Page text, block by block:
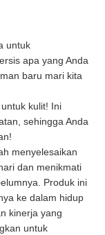
untuk
apa yang Anda
baru mari kita
kulit! Ini
sehingga Anda
menyelesaikan
dan menikmati
Produk ini
ke dalam hidup
kinerja yang
untuk